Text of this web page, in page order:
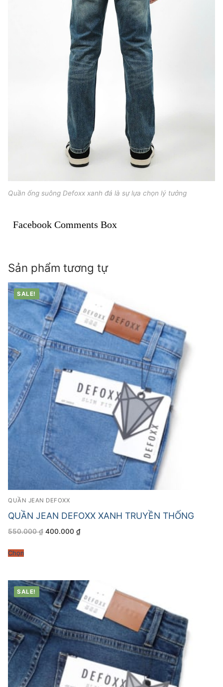
Quần ống suông Defoxx xanh đá là sự lựa chọn lý tưởng
Facebook Comments Box
Sản phẩm tương tự
SALE!
QUẦN JEAN DEFOXX
QUẦN JEAN DEFOXX XANH TRUYỀN THỐNG
550.000₫ Giá
400.000 ₫Giá
Chọn
SALE!